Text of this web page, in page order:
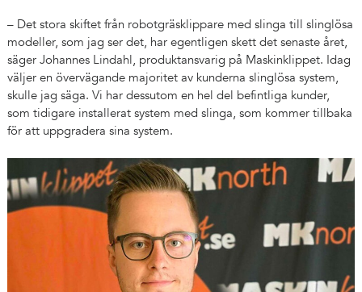
– Det stora skiftet från robotgräsklippare med slinga till slinglösa
modeller, som jag ser det, har egentligen skett det senaste året,
säger Johannes Lindahl, produktansvarig på Maskinklippet. Idag
väljer en övervägande majoritet av kunderna slinglösa system,
skulle jag säga. Vi har dessutom en hel del befintliga kunder,
som tidigare installerat system med slinga, som kommer tillbaka
för att uppgradera sina system.